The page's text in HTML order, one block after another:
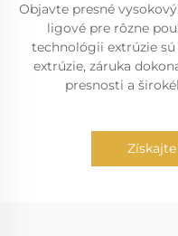
Objavte presné
ligové pre rôzne
technológii extrúzie
extrúzie, záruka
presnosti a